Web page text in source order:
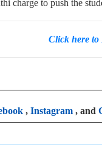
charge to push the
Click here
, Instagram , and